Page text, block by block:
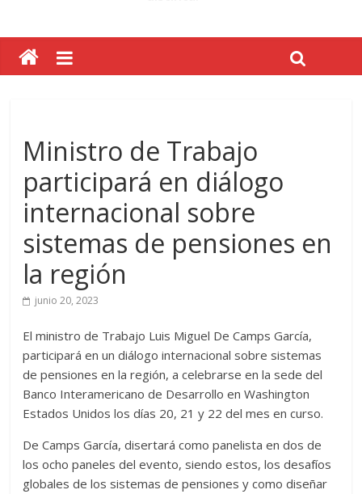
Ministro de Trabajo
participará en diálogo
internacional sobre
sistemas de pensiones en
la región
junio 20, 2023
El ministro de Trabajo Luis Miguel De Camps García,
participará en un diálogo internacional sobre sistemas
de pensiones en la región, a celebrarse en la sede del
Banco Interamericano de Desarrollo en Washington
Estados Unidos los días 20, 21 y 22 del mes en curso.
De Camps García, disertará como panelista en dos de
los ocho paneles del evento, siendo estos, los desafíos
globales de los sistemas de pensiones y como diseñar